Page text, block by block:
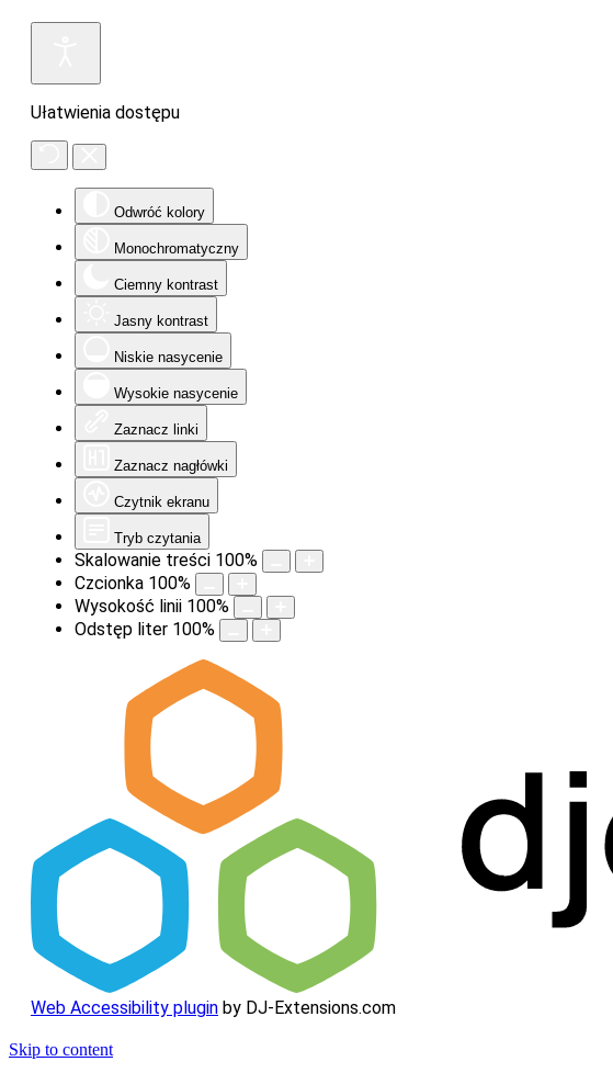
Ułatwienia dostępu
Odwróć kolory
Monochromatyczny
Ciemny kontrast
Jasny kontrast
Niskie nasycenie
Wysokie nasycenie
Zaznacz linki
Zaznacz nagłówki
Czytnik ekranu
Tryb czytania
Skalowanie treści 100%
Czcionka 100%
Wysokość linii 100%
Odstęp liter 100%
Web Accessibility plugin by DJ-Extensions.com
Skip to content